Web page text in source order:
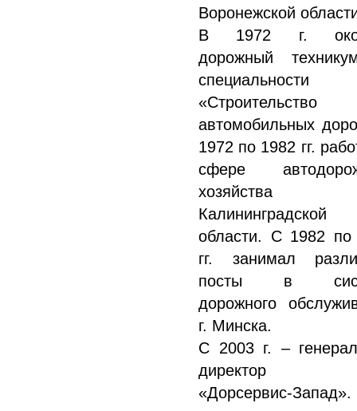
Воронежской
В 1972 г.
дорожный
специальности
«Строительство
автомобильных
1972 по 1982 гг.
сфере
хозяйства
Калининградской
области. С 1982 по
гг. занимал
посты в
дорожного
г. Минска.
С 2003 г. –
директор
«Дорсервис-Запад».